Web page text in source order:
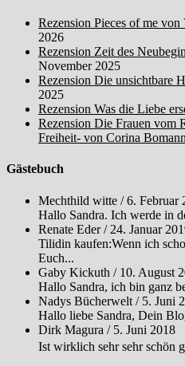
Rezension Pieces of me von
2026
Rezension Zeit des
November 2025
Rezension Die unsichtbare
2025
Rezension Was die Liebe
Rezension Die Frauen vom
Freiheit- von Corina Bomann
Gästebuch
Mechthild witte /6. Februar
Hallo Sandra. Ich werde in
Renate Eder/ 24. Januar
Tilidin kaufen:Wenn ich
Euch...
Gaby Kickuth / 10. August
Hallo Sandra, ich bin ganz
Nadys Bücherwelt / 5. Juni
Hallo liebe Sandra, Dein
Dirk Magura / 5. Juni 2018
Ist wirklich sehr sehr